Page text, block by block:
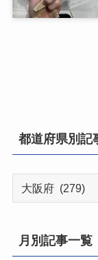
都道府県別記
県
別
月別記事一覧